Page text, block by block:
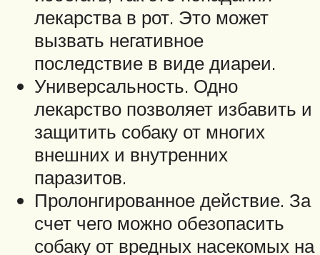
лекарства в рот. Это может
вызвать негативное
последствие в виде диареи.
Универсальность. Одно
лекарство позволяет избавить и
защитить собаку от многих
внешних и внутренних
паразитов.
Пролонгированное действие. За
счет чего можно обезопасить
собаку от вредных насекомых на